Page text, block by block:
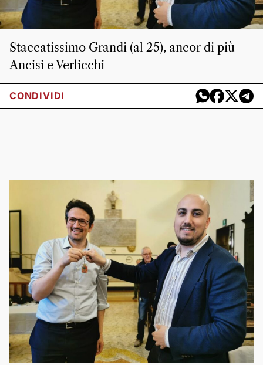
Staccatissimo Grandi (al 25), ancor di più
Ancisi e Verlicchi
CONDIVIDI